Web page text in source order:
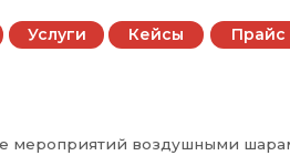
Кейсы
Услуги Прайс
мероприятий воздушными